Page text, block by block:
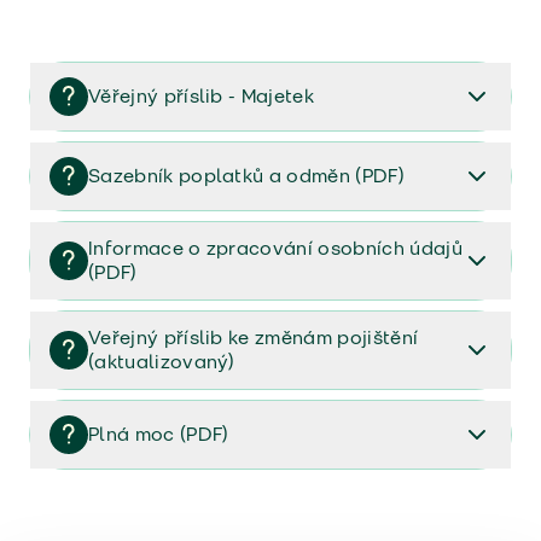
Věřejný příslib - Majetek
Věřejný příslib majetek 2023
Sazebník poplatků a odměn (PDF)
Sazebník poplatků a odměn (PDF)
Informace o zpracování osobních údajů
(PDF)
Informace o zpracování osobních údajů (PDF)
Veřejný příslib ke změnám pojištění
(aktualizovaný)
Veřejný příslib ke změnám pojištění (aktualizovaný)
Plná moc (PDF)